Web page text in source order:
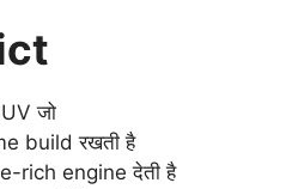
जो
build रखती है
rich engine देती है